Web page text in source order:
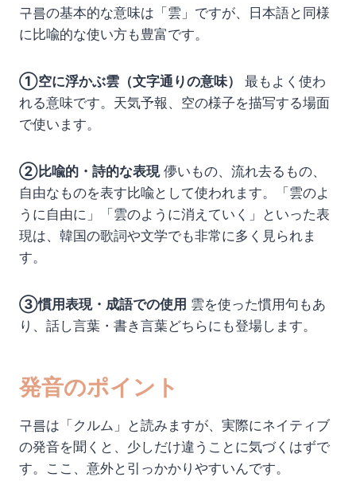
구름の基本的な意味は「雲」ですが、日本語と同様
に比喩的な使い方も豊富です。
①空に浮かぶ雲（文字通りの意味）
最もよく使わ
れる意味です。天気予報、空の様子を描写する場面
で使います。
②比喩的・詩的な表現儚いもの、流れ去るもの、
自由なものを表す比喩として使われます。「雲のよ
うに自由に」「雲のように消えていく」といった表
現は、韓国の歌詞や文学でも非常に多く見られま
す。
③慣用表現・成語での使用 雲を使った慣用句もあ
り、話し言葉・書き言葉どちらにも登場します。
発音のポイント
구름は「クルム」と読みますが、実際にネイティブ
の発音を聞くと、少しだけ違うことに気づくはずで
す。ここ、意外と引っかかりやすいんです。